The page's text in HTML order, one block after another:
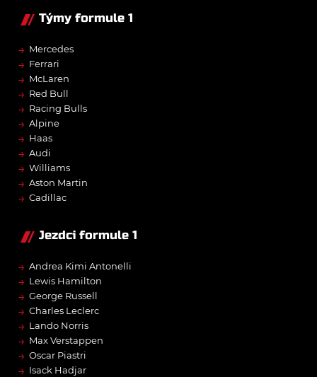
Týmy formule 1
→ Mercedes
→ Ferrari
→ McLaren
→ Red Bull
→ Racing Bulls
→ Alpine
→ Haas
→ Audi
→ Williams
→ Aston Martin
→ Cadillac
Jezdci formule 1
→ Andrea Kimi Antonelli
→ Lewis Hamilton
→ George Russell
→ Charles Leclerc
→ Lando Norris
→ Max Verstappen
→ Oscar Piastri
→ Isack Hadjar